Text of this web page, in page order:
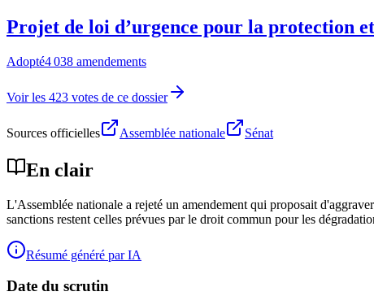
Projet de loi d’urgence pour la protection
Adopté4 038 amendements
Voir les 423 votes de ce dossier
Sources officielles Assemblée nationale Sénat
En clair
L'Assemblée nationale a rejeté un amendement qui proposait
sanctions restent celles prévues par le droit commun pour les
Résumé généré par IA
Date du scrutin